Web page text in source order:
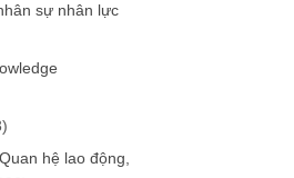
sự nhân lực
hệ lao động,